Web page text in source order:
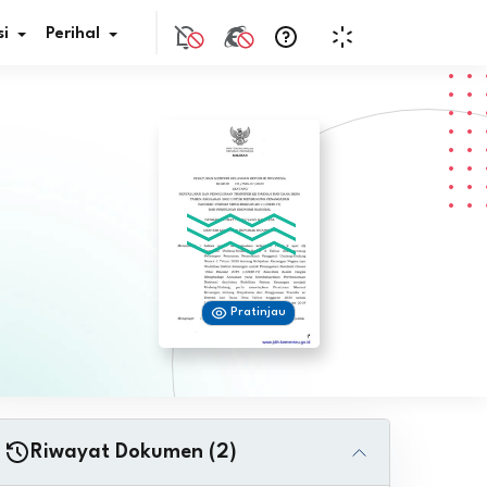
JDIH
Perihal
Pratinjau
Riwayat Dokumen (2)